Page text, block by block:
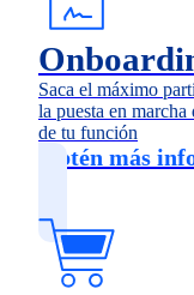
Saca el máximo
la puesta en
de tu función
Obtén más